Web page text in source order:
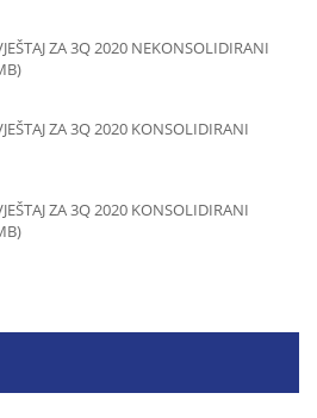
ZA 3Q 2020 NEKONSOLIDIRANI
ZA 3Q 2020 KONSOLIDIRANI
ZA 3Q 2020 KONSOLIDIRANI